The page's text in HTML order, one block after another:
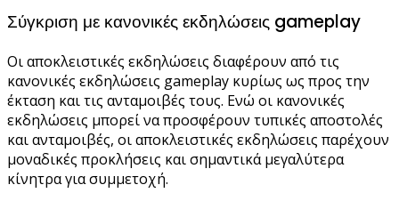
Σύγκριση με κανονικές εκδηλώσεις gameplay
Οι αποκλειστικές εκδηλώσεις διαφέρουν από τις
κανονικές εκδηλώσεις gameplay κυρίως ως προς την
έκταση και τις ανταμοιβές τους. Ενώ οι κανονικές
εκδηλώσεις μπορεί να προσφέρουν τυπικές αποστολές
και ανταμοιβές, οι αποκλειστικές εκδηλώσεις παρέχουν
μοναδικές προκλήσεις και σημαντικά μεγαλύτερα
κίνητρα για συμμετοχή.